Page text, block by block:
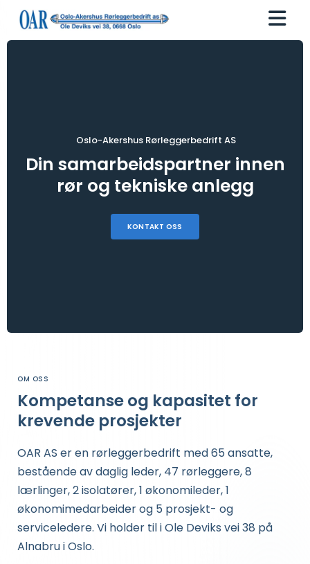
Oslo-Akershus Rørleggerbedrift AS
Din samarbeidspartner innen
rør og tekniske anlegg
KONTAKT OSS
OM OSS
Kompetanse og kapasitet for
krevende prosjekter
OAR AS er en rørleggerbedrift med 65 ansatte,
bestående av daglig leder, 47 rørleggere, 8
lærlinger, 2 isolatører, 1 økonomileder, 1
økonomimedarbeider og 5 prosjekt- og
serviceledere. Vi holder til i Ole Deviks vei 38 på
Alnabru i Oslo.